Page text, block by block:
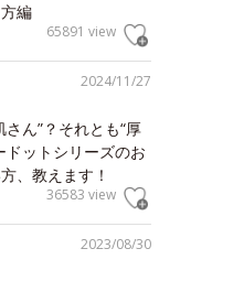
編
65891 view
2024/11/27
さん”？それとも“厚
ドットシリーズのお
、教えます！
36583 view
2023/08/30